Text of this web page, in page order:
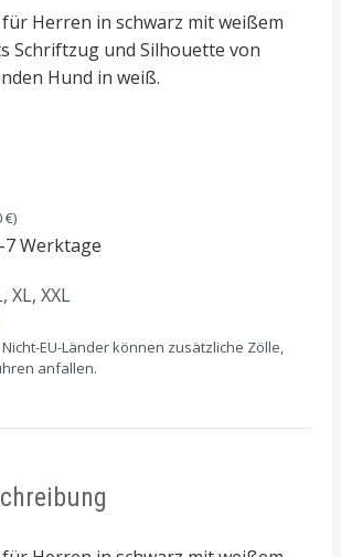
für Herren in schwarz mit weißem
Schriftzug und Silhouette von
Hund in weiß.
€)
7 Werktage
XL, XXL
EU-Länder können zusätzliche Zölle,
anfallen.